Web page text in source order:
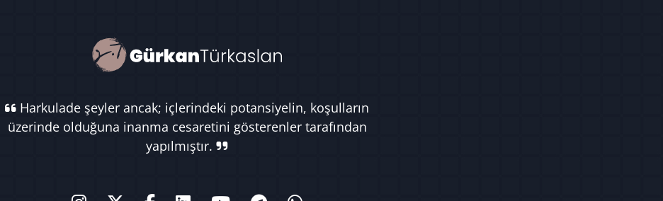
Harkulade şeyler ancak; içlerindeki potansiyelin, koşulların
üzerinde olduğuna inanma cesaretini gösterenler tarafından
yapılmıştır.